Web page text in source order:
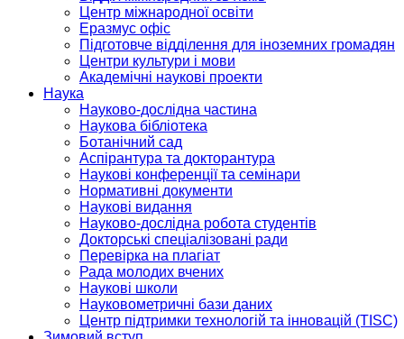
Центр міжнародної освіти
Еразмус офіс
Підготовче відділення для іноземних громадян
Центри культури і мови
Академічні наукові проекти
Наука
Науково-дослідна частина
Наукова бібліотека
Ботанічний сад
Аспірантура та докторантура
Наукові конференції та семінари
Нормативні документи
Наукові видання
Науково-дослідна робота студентів
Докторські спеціалізовані ради
Перевірка на плагіат
Рада молодих вчених
Наукові школи
Науковометричні бази даних
Центр підтримки технологій та інновацій (TISC)